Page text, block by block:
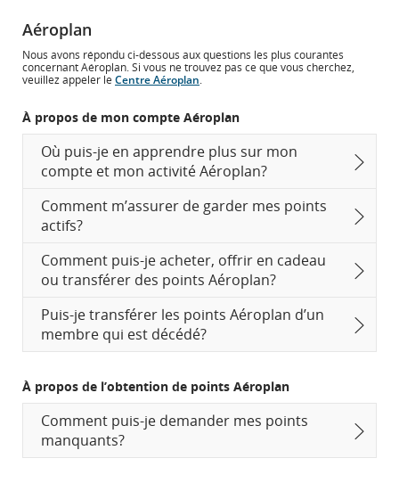
Aéroplan
Nous avons répondu ci-dessous aux questions les plus courantes
concernant Aéroplan. Si vous ne trouvez pas ce que vous cherchez,
veuillez appeler le Centre Aéroplan.
À propos de mon compte Aéroplan
Où puis-je en apprendre plus sur mon
compte et mon activité Aéroplan?
Comment m’assurer de garder mes points
actifs?
Comment puis-je acheter, offrir en cadeau
ou transférer des points Aéroplan?
Puis-je transférer les points Aéroplan d’un
membre qui est décédé?
À propos de l’obtention de points Aéroplan
Comment puis-je demander mes points
manquants?